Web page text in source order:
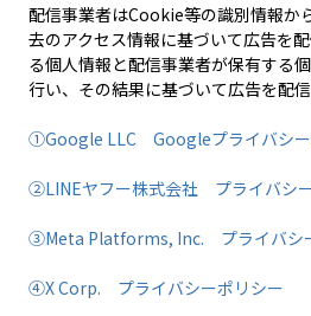
配信事業者はCookie等の識別情報か
去のアクセス情報に基づいて広告を
る個人情報と配信事業者が保有する
行い、その結果に基づいて広告を配信
①Google LLC Googleプライバシー
②LINEヤフー株式会社 プライバシ
③Meta Platforms, Inc. プライバシ
④X Corp. プライバシーポリシー